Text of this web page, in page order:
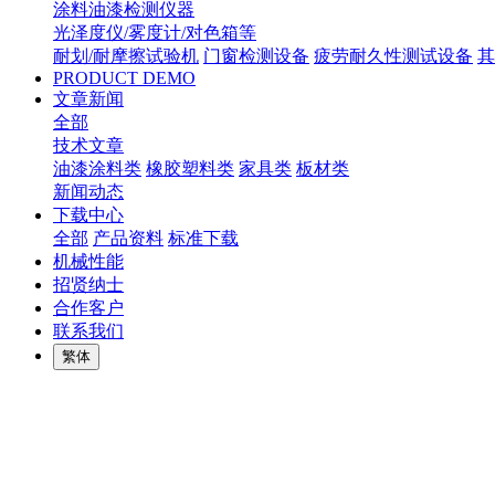
涂料油漆检测仪器
光泽度仪/雾度计/对色箱等
耐划/耐摩擦试验机 门窗检测设备 疲劳耐久性测试设备
PRODUCT DEMO
文章新闻
全部
技术文章
油漆涂料类 橡胶塑料类 家具类 板材类
新闻动态
下载中心
全部 产品资料 标准下载
机械性能
招贤纳士
合作客户
联系我们
繁体